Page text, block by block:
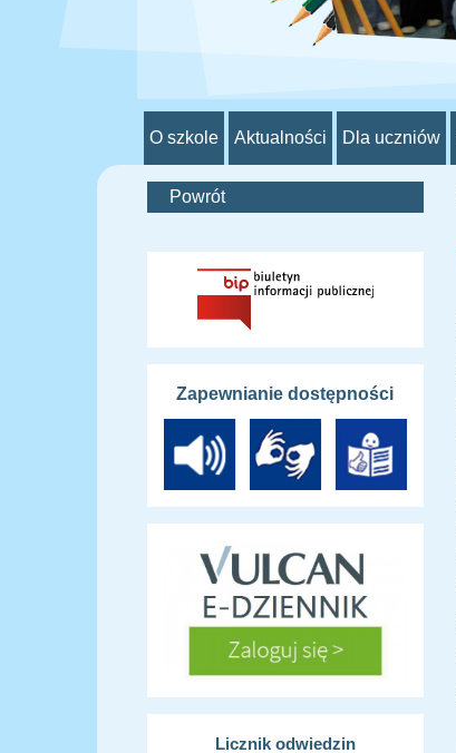
O szkole Aktualności Dla uczniów
Powrót
Zapewnianie dostępności
Licznik odwiedzin